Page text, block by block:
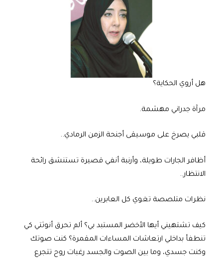
هل أروي الحكاية؟
مرآة جدراني مهشمة.
قلبي يصرخ على موسيقى أجنحة الزمن الرمادي..
أظافر الجارات طويلة، وأرنبة أنفي قصيرة تستنشق رائحة
الانتظار..
نظرات متلصصة تغوي كل العابرين..
كيف تشتهيني أيها الأخضر المستبد بي؟ ألم تحرق أنوثتي كي
تنطفأ بداخلي ارتعاشات المساءات المقمرة؟ كنت صوتك
وكنت جسدي، وما بين الصوت والجسد رغبات روح تتجرع